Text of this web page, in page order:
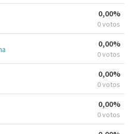
0,00%
0 votos
0,00%
0 votos
0,00%
0 votos
0,00%
0 votos